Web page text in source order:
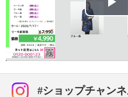
・洗濯の繰り返しによる変
・クリーニングの繰り返し
・単品洗い
・水や汗などによる色落ち
・摩擦による色落ち、色移
・ネット使用
#ショップチャン